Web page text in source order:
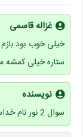
غزاله قاسمی
خیلی خوب بود بازم
ستاره خیلی کمشه
نویسنده
سوال 2 نور نام خداست و روشنی نشانه اوست